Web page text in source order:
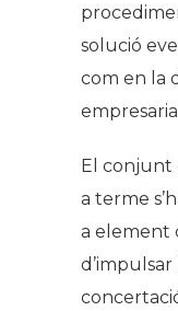
solució
com en la
El conjunt
a terme
a element
d’impulsar